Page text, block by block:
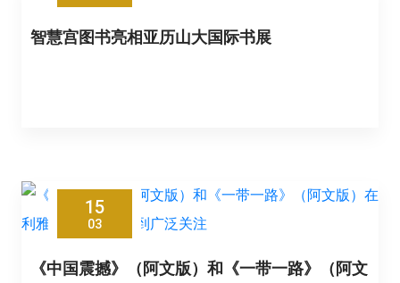
智慧宫图书亮相亚历山大国际书展
15
03
《中国震撼》（阿文版）和《一带一路》（阿文